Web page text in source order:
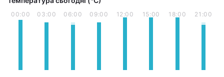
00:00 03:00 06:00 09:00 12:00 15:00 18:00 21:00